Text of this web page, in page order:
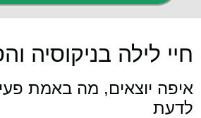
חיי לילה בניקוסיה
איפה יוצאים, מה באמת
לדעת